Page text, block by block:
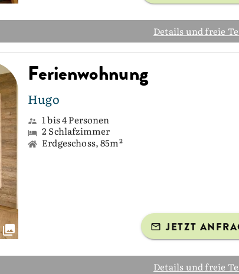
Details und freie
Ferienwohnung
Hugo
1 bis 4 Personen
2 Schlafzimmer
Erdgeschoss, 85m²
JETZT
Details und freie